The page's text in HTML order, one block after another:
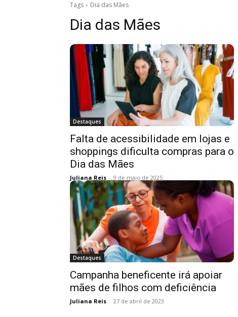
Tags Dia das Mães
Dia das Mães
Destaques
Falta de acessibilidade em lojas e
shoppings dificulta compras para o
Dia das Mães
Juliana Reis - 9 de maio de 2025
Destaques
Campanha beneficente irá apoiar
mães de filhos com deficiência
Juliana Reis - 27 de abril de 2023